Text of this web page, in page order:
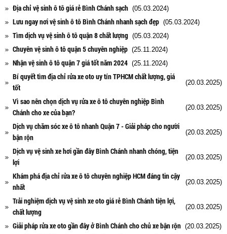
Địa chỉ vệ sinh ô tô giá rẻ Bình Chánh sạch (05.03.2024)
Lưu ngay nơi vệ sinh ô tô Bình Chánh nhanh sạch đẹp (05.03.2024)
Tìm dịch vụ vệ sinh ô tô quận 8 chất lượng (05.03.2024)
Chuyên vệ sinh ô tô quận 5 chuyên nghiệp (25.11.2024)
Nhận vệ sinh ô tô quận 7 giá tốt năm 2024 (25.11.2024)
Bí quyết tìm địa chỉ rửa xe oto uy tín TPHCM chất lượng, giá
tốt
(20.03.2025)
Vì sao nên chọn dịch vụ rửa xe ô tô chuyên nghiệp Bình
Chánh cho xe của bạn?
(20.03.2025)
Dịch vụ chăm sóc xe ô tô nhanh Quận 7 - Giải pháp cho người
bận rộn
(20.03.2025)
Dịch vụ vệ sinh xe hơi gần đây Bình Chánh nhanh chóng, tiện
lợi
(20.03.2025)
Khám phá địa chỉ rửa xe ô tô chuyên nghiệp HCM đáng tin cậy
nhất
(20.03.2025)
Trải nghiệm dịch vụ vệ sinh xe oto giá rẻ Bình Chánh tiện lợi,
chất lượng
(20.03.2025)
Giải pháp rửa xe oto gần đây ở Bình Chánh cho chủ xe bận rộn (20.03.2025)